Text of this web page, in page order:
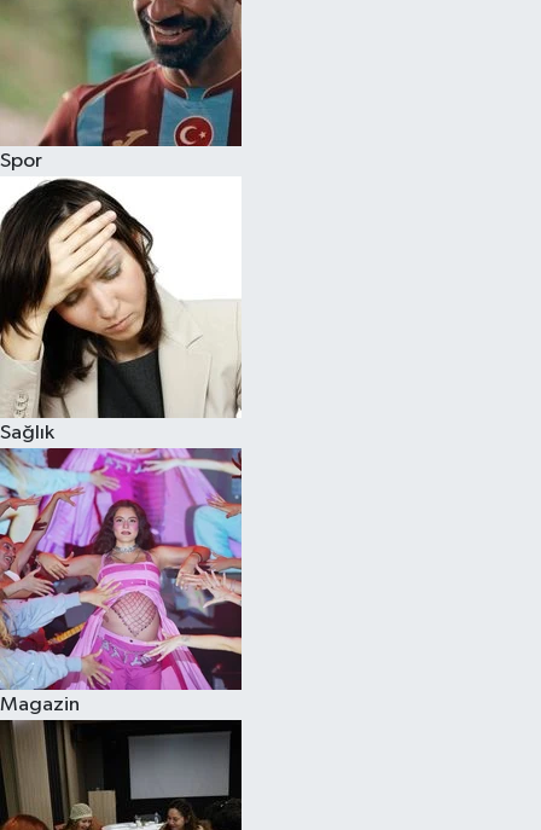
Spor
Sağlık
Magazin
Sağlık
Siyaset
Teknoloji
Televizyon
Yaşam-Çevre